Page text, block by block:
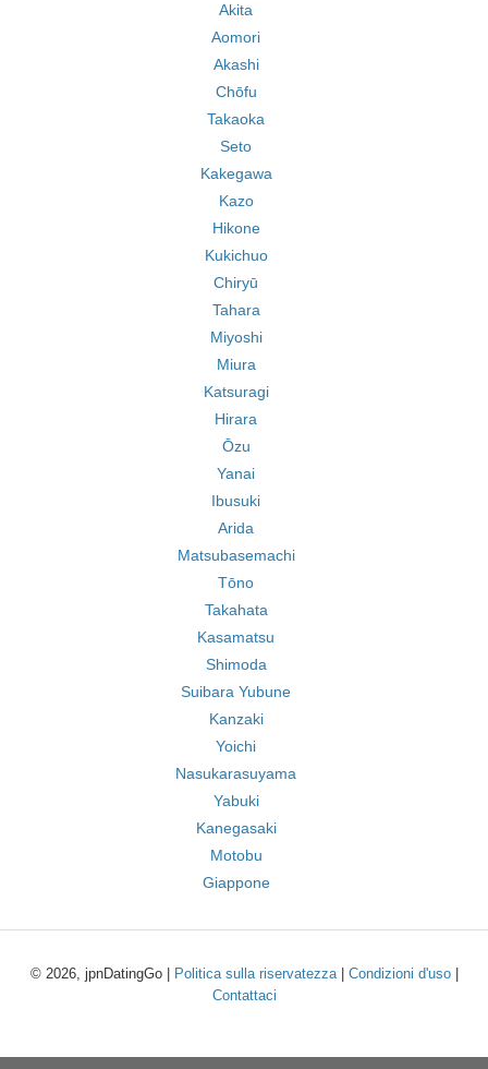
Akita
Aomori
Akashi
Chōfu
Takaoka
Seto
Kakegawa
Kazo
Hikone
Kukichuo
Chiryū
Tahara
Miyoshi
Miura
Katsuragi
Hirara
Ōzu
Yanai
Ibusuki
Arida
Matsubasemachi
Tōno
Takahata
Kasamatsu
Shimoda
Suibara Yubune
Kanzaki
Yoichi
Nasukarasuyama
Yabuki
Kanegasaki
Motobu
Giappone
© 2026, jpnDatingGo | Politica sulla riservatezza| Condizioni d'uso|
Contattaci